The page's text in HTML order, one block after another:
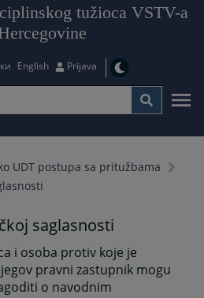
tužioca VSTV-a
English Prijava
UDT postupa sa pritužbama
saglasnosti
i osoba protiv koje je
pravni zastupnik mogu
o navodnim